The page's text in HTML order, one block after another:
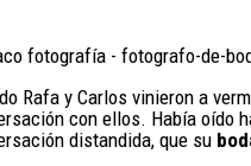
Rafa y Carlos vinieron a
con ellos. Había oído
distandida, que su